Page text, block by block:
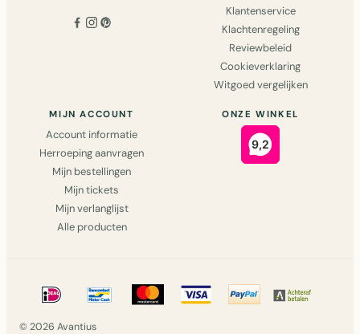
Klantenservice
Klachtenregeling
Reviewbeleid
Cookieverklaring
Witgoed vergelijken
MIJN ACCOUNT
Account informatie
Herroeping aanvragen
Mijn bestellingen
Mijn tickets
Mijn verlanglijst
Alle producten
ONZE WINKEL
© 2026 Avantius